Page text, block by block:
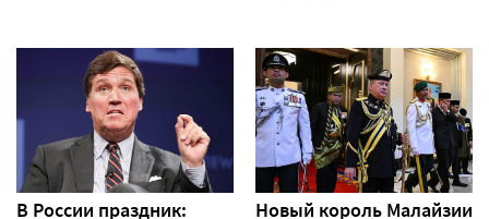
В России праздник: Новый король Малайзии